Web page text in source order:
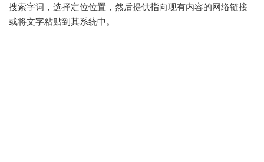
搜索字词，选择定位位置，然后提供指向现有内容的网络链接
或将文字粘贴到其系统中。